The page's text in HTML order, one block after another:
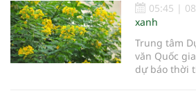
05:45 |
xanh
Trung tâm
văn Quốc
dự báo thời